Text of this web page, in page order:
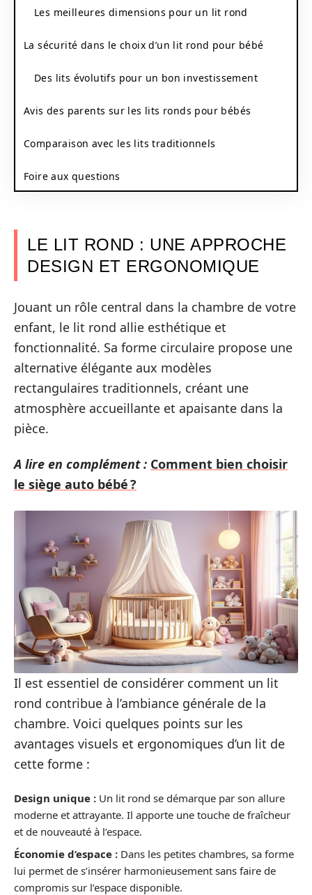
Les meilleures dimensions pour un lit rond
La sécurité dans le choix d’un lit rond pour bébé
Des lits évolutifs pour un bon investissement
Avis des parents sur les lits ronds pour bébés
Comparaison avec les lits traditionnels
Foire aux questions
LE LIT ROND : UNE APPROCHE
DESIGN ET ERGONOMIQUE
Jouant un rôle central dans la chambre de votre
enfant, le lit rond allie esthétique et
fonctionnalité. Sa forme circulaire propose une
alternative élégante aux modèles
rectangulaires traditionnels, créant une
atmosphère accueillante et apaisante dans la
pièce.
A lire en complément : Comment bien choisir
le siège auto bébé ?
Il est essentiel de considérer comment un lit
rond contribue à l’ambiance générale de la
chambre. Voici quelques points sur les
avantages visuels et ergonomiques d’un lit de
cette forme :
Design unique : Un lit rond se démarque par son allure
moderne et attrayante. Il apporte une touche de fraîcheur
et de nouveauté à l’espace.
Économie d’espace : Dans les petites chambres, sa forme
lui permet de s’insérer harmonieusement sans faire de
compromis sur l’espace disponible.